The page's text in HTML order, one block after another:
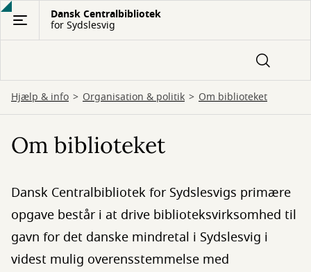
Gå
hovedindhold
Dansk Centralbibliotek
for Sydslesvig
Hjælp & info Organisation & politik Om biblioteket
Om biblioteket
Dansk Centralbibliotek for Sydslesvigs primære
opgave består i at drive biblioteksvirksomhed til
gavn for det danske mindretal i Sydslesvig i
videst mulig overensstemmelse med